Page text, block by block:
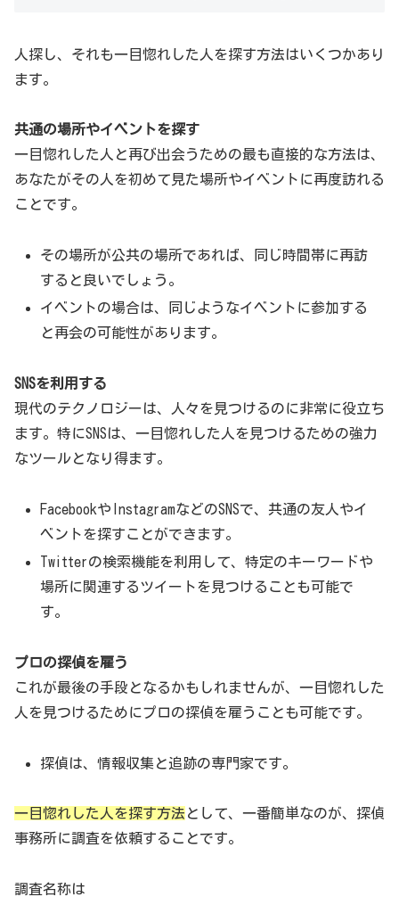
「ナイルパーチの女子会」
池里奈さんなど
主人公・黒崎竜司を演じるのは向井理さんをはじめ、成海
璃子、前田旺志郎、橋本マナミ、マキタスポーツが出演す
土曜ドラマ9「婚活探偵」
7chhttps://t.co/m1CB0YAcep
私は今日も探す。未来の妻を―
事件を次々と解決するが女心はわからない…
人探し、それも一目惚れした人を探す方法はいくつかあり
ます。
共通の場所やイベントを探す
一目惚れした人と再び出会うための最も直接的な方法は、
あなたがその人を初めて見た場所やイベントに再度訪れる
ことです。
その場所が公共の場所であれば、同じ時間帯に再訪
すると良いでしょう。
イベントの場合は、同じようなイベントに参加する
と再会の可能性があります。
SNSを利用する
現代のテクノロジーは、人々を見つけるのに非常に役立ち
ます。特にSNSは、一目惚れした人を見つけるための強力
なツールとなり得ます。
FacebookやInstagramなどのSNSで、共通の友人やイ
ベントを探すことができます。
Twitterの検索機能を利用して、特定のキーワードや
場所に関連するツイートを見つけることも可能で
す。
プロの探偵を雇う
これが最後の手段となるかもしれませんが、一目惚れした
人を見つけるためにプロの探偵を雇うことも可能です。
探偵は、情報収集と追跡の専門家です。
一目惚れした人を探す方法 として、一番簡単なのが、探偵
事務所に調査を依頼することです。
調査名称は